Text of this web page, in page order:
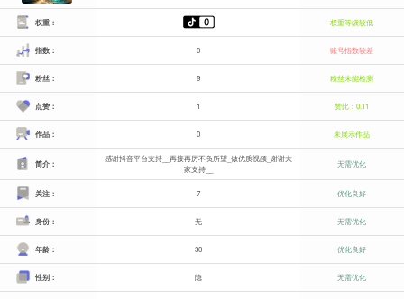
权重： 权重等级较低
指数： 0 账号指数较差
粉丝： 9 粉丝未能检测
点赞： 1 赞比：0.11
作品： 0 未展示作品
简介：
感谢抖音平台支持__再接再厉不负所望_做优质视频_谢谢大
家支持__
无需优化
关注： 7 优化良好
身份： 无 无需优化
年龄： 30 优化良好
性别： 隐 无需优化